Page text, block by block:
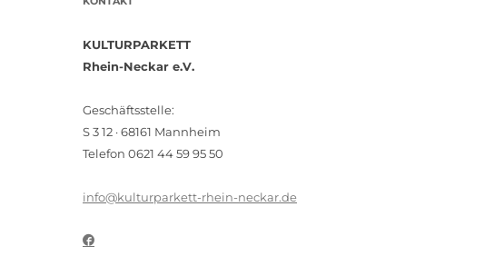
KULTURPARKETT
Rhein-Neckar e.V.
Geschäftsstelle:
S 3 12 · 68161 Mannheim
Telefon 0621 44 59 95 50
info@kulturparkett-rhein-neckar.de